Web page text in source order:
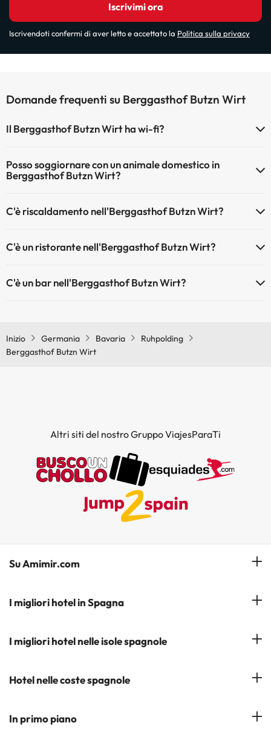
Iscrivimi ora
Iscrivendoti confermi di aver letto e accettato la Politica sulla privacy
Domande frequenti su Berggasthof Butzn Wirt
Il Berggasthof Butzn Wirt ha wi-fi?
Posso soggiornare con un animale domestico in
Berggasthof Butzn Wirt?
C'è riscaldamento nell'Berggasthof Butzn Wirt?
comuni
C'è un ristorante nell'Berggasthof Butzn Wirt?
C'è un bar nell'Berggasthof Butzn Wirt?
Inizio Germania Bavaria
Ruhpolding
Berggasthof Butzn Wirt
Altri siti del nostro Gruppo ViajesParaTi
Su Amimir.com
Il Nostro Team
Iscrivetevi alla nostra newsletter
I migliori hotel in Spagna
Hotel a Salou
Hotel a Cádiz
I migliori hotel nelle isole spagnole
Hotel a Tenerife
Hotel a Maiorca
Hotel nelle coste spagnole
Costa del Sol
In primo piano